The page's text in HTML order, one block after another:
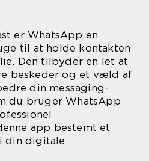
er WhatsApp en
til at holde kontakten
Den tilbyder en let at
beskeder og et væld af
din messaging-
du bruger WhatsApp
app bestemt et
digitale